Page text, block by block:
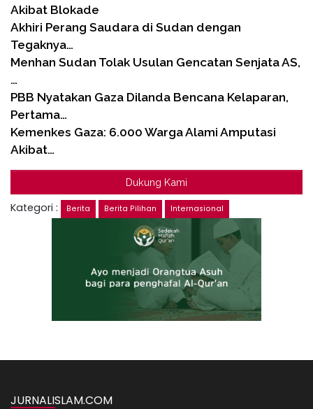
Akibat Blokade
Akhiri Perang Saudara di Sudan dengan
Tegaknya…
Menhan Sudan Tolak Usulan Gencatan Senjata AS,
…
PBB Nyatakan Gaza Dilanda Bencana Kelaparan,
Pertama…
Kemenkes Gaza: 6.000 Warga Alami Amputasi
Akibat…
Dukung Kami
Kategori : Berita Berita Pilihan Internasional
JURNALISLAM.COM